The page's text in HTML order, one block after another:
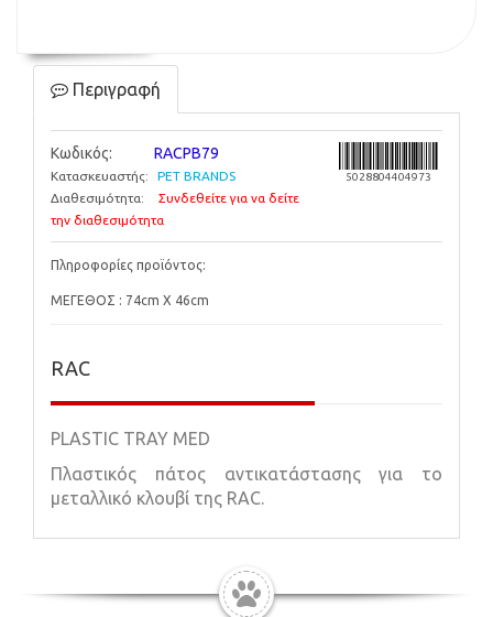
Περιγραφή
Κωδικός: RACPB79
Κατασκευαστής:
PET BRANDS
Διαθεσιμότητα:
Συνδεθείτε για να δείτε
την διαθεσιμότητα
5028804404973
Πληροφορίες προϊόντος:
ΜΕΓΕΘΟΣ : 74cm X 46cm
RAC
PLASTIC TRAY MED
Πλαστικός πάτος αντικατάστασης για το
μεταλλικό κλουβί της RAC.